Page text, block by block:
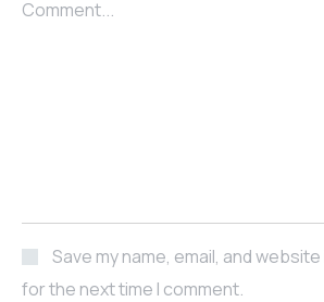
Comment...
Save my name, email, and
for the next time I comment.